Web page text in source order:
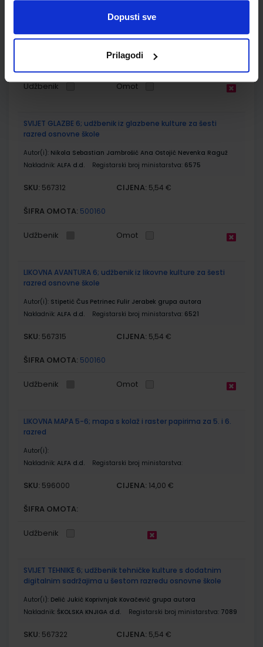
Dopusti sve
Prilagodi
SKU:567310 CIJENA:13,60 €
Udžbenik Omot
SVIJET GLAZBE 6; udžbenik iz glazbene kulture za šesti
razred osnovne škole
Autor(i): Nikola Sebastian Jambrošić Ana Ostojić Nevenka Raguž
Nakladnik: ALFA d.d. Registarski broj ministarstva: 6575
SKU: 567312 CIJENA: 5,54 €
ŠIFRA OMOTA: 500160
Udžbenik Omot
LIKOVNA AVANTURA 6; udžbenik iz likovne kulture za šesti
razred osnovne škole
Autor(i): Stipetić Čus Petrinec Fulir Jerabek grupa autora
Nakladnik: ALFA d.d. Registarski broj ministarstva: 6521
SKU: 567315 CIJENA: 5,54 €
ŠIFRA OMOTA: 500160
Udžbenik Omot
LIKOVNA MAPA 5-6; mapa s kolaž i raster papirima za 5. i 6.
razred
Autor(i):
Nakladnik: ALFA d.d. Registarski broj ministarstva:
SKU: 596000 CIJENA: 14,00 €
ŠIFRA OMOTA:
Udžbenik
SVIJET TEHNIKE 6; udžbenik tehničke kulture s dodatnim
digitalnim sadržajima u šestom razredu osnovne škole
Autor(i): Delić Jukić Koprivnjak Kovačević grupa autora
Nakladnik: ŠKOLSKA KNJIGA d.d. Registarski broj ministarstva: 7089
SKU: 567322 CIJENA: 5,54 €